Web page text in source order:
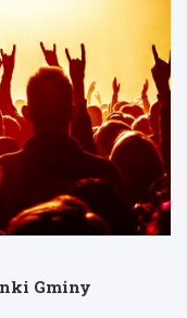
Gminy